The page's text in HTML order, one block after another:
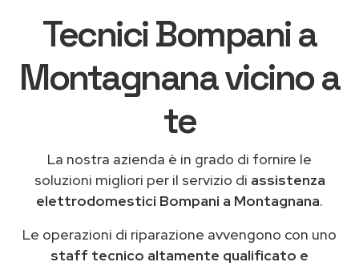
Tecnici Bompani a
Montagnana vicino a
te
La nostra azienda è in grado di fornire le
soluzioni migliori per il servizio di assistenza
elettrodomestici Bompani a Montagnana.
Le operazioni di riparazione avvengono con uno
staff tecnico altamente qualificato e